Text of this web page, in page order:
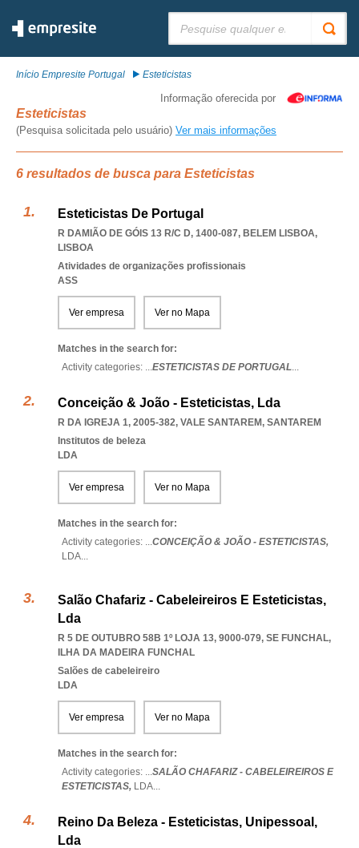
Início Empresite Portugal Esteticistas
Informação oferecida por
Esteticistas
(Pesquisa solicitada pelo usuário) Ver mais informações
6 resultados de busca para Esteticistas
Esteticistas De Portugal
R DAMIÃO DE GÓIS 13 R/C D, 1400-087, BELEM LISBOA,
LISBOA
Atividades de organizações profissionais
ASS
Ver empresa Ver no Mapa
Matches in the search for:
Activity categories: ...ESTETICISTAS DE PORTUGAL...
Conceição & João - Esteticistas, Lda
R DA IGREJA 1, 2005-382, VALE SANTAREM, SANTAREM
Institutos de beleza
LDA
Ver empresa Ver no Mapa
Matches in the search for:
Activity categories: ...CONCEIÇÃO & JOÃO - ESTETICISTAS,
LDA...
Salão Chafariz - Cabeleireiros E Esteticistas,
Lda
R 5 DE OUTUBRO 58B 1º LOJA 13, 9000-079, SE FUNCHAL,
ILHA DA MADEIRA FUNCHAL
Salões de cabeleireiro
LDA
Ver empresa Ver no Mapa
Matches in the search for:
Activity categories: ...SALÃO CHAFARIZ - CABELEIREIROS E
ESTETICISTAS, LDA...
Reino Da Beleza - Esteticistas, Unipessoal,
Lda